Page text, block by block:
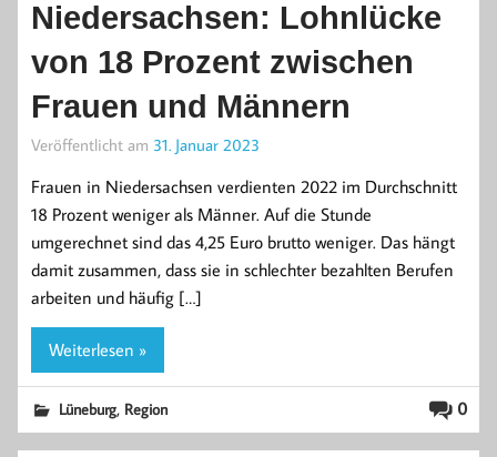
Niedersachsen: Lohnlücke
von 18 Prozent zwischen
Frauen und Männern
Veröffentlicht am 31. Januar 2023
Frauen in Niedersachsen verdienten 2022 im Durchschnitt
18 Prozent weniger als Männer. Auf die Stunde
umgerechnet sind das 4,25 Euro brutto weniger. Das hängt
damit zusammen, dass sie in schlechter bezahlten Berufen
arbeiten und häufig […]
Weiterlesen »
0
Lüneburg, Region